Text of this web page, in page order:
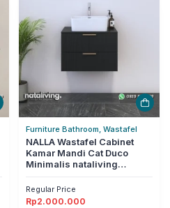
Furniture Bathroom, Wastafel
NALLA Wastafel Cabinet
Kamar Mandi Cat Duco
Minimalis nataliving
Regular Price
Rp2.000.000